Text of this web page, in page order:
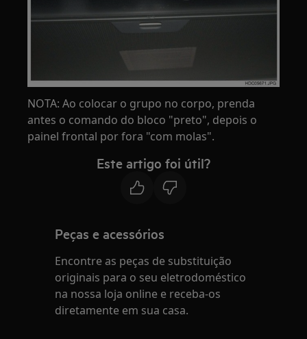
NOTA: Ao colocar o grupo no corpo, prenda
antes o comando do bloco "preto", depois o
painel frontal por fora "com molas".
Este artigo foi útil?
Peças e acessórios
Encontre as peças de substituição
originais para o seu eletrodoméstico
na nossa loja online e receba-os
diretamente em sua casa.